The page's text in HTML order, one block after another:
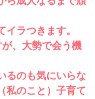
ラつきます。
、大勢で会う機
るのも気にいらな
のこと）子育て